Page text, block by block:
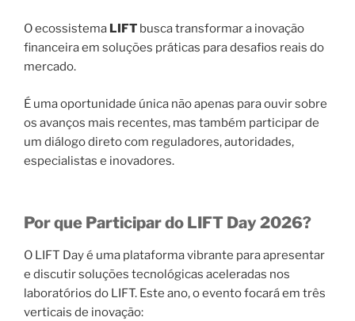
O ecossistema LIFT busca transformar a inovação
financeira em soluções práticas para desafios reais do
mercado.
É uma oportunidade única não apenas para ouvir sobre
os avanços mais recentes, mas também participar de
um diálogo direto com reguladores, autoridades,
especialistas e inovadores.
Por que Participar do LIFT Day 2026?
O LIFT Day é uma plataforma vibrante para apresentar
e discutir soluções tecnológicas aceleradas nos
laboratórios do LIFT. Este ano, o evento focará em três
verticais de inovação: